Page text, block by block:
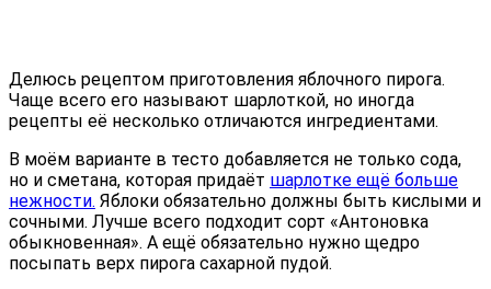
Делюсь рецептом приготовления яблочного пирога.
Чаще всего его называют шарлоткой, но иногда
рецепты её несколько отличаются ингредиентами.
В моём варианте в тесто добавляется не только сода,
но и сметана, которая придаёт шарлотке ещё больше
нежности. Яблоки обязательно должны быть кислыми и
сочными. Лучше всего подходит сорт «Антоновка
обыкновенная». А ещё обязательно нужно щедро
посыпать верх пирога сахарной пудой.